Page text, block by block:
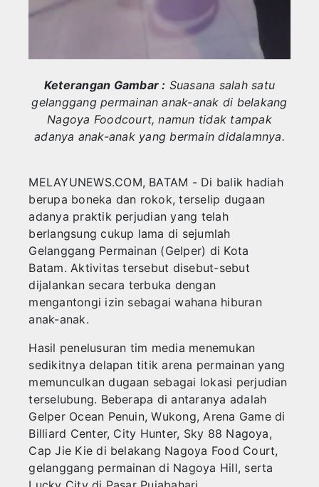
ENTERTEIMENT
SPORT
BPBD Anambas Salurkan Air kepada
Keterangan Gambar : Suasana salah satu
gelanggang permainan anak-anak di belakang
Nagoya Foodcourt, namun tidak tampak
adanya anak-anak yang bermain didalamnya.
MELAYUNEWS.COM, BATAM - Di balik hadiah
berupa boneka dan rokok, terselip dugaan
adanya praktik perjudian yang telah
berlangsung cukup lama di sejumlah
Gelanggang Permainan (Gelper) di Kota
Batam. Aktivitas tersebut disebut-sebut
dijalankan secara terbuka dengan
mengantongi izin sebagai wahana hiburan
anak-anak.
Hasil penelusuran tim media menemukan
sedikitnya delapan titik arena permainan yang
memunculkan dugaan sebagai lokasi perjudian
terselubung. Beberapa di antaranya adalah
Gelper Ocean Penuin, Wukong, Arena Game di
Billiard Center, City Hunter, Sky 88 Nagoya,
Cap Jie Kie di belakang Nagoya Food Court,
gelanggang permainan di Nagoya Hill, serta